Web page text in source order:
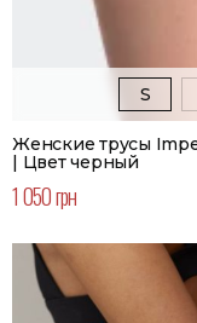
S
Женские трусы
| Цвет черный
1 050 грн